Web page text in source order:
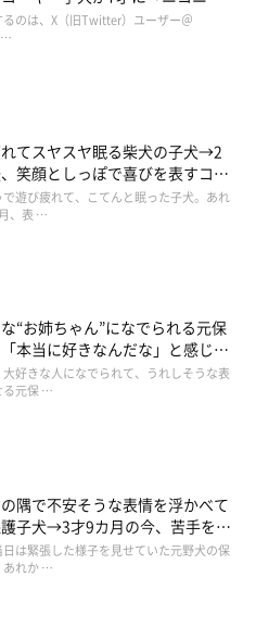
なタイプで、
ている節がある」
い、先住犬・あのんちゃん（取
ギースマイル”が魅力のコに成
るのは、X（旧Twitter）ユーザー＠
…
てスヤスヤ眠る柴犬の子犬→2
笑顔としっぽで喜びを表すコに
で遊び疲れて、こてんと眠った子犬。あれ
、表 …
“お姉ちゃん”になでられる元保
本当に好きなんだな」と感じる
っこり
大好きな人になでられて、うれしそうな表
る元保 …
隅で不安そうな表情を浮かべて
子犬→3才9カ月の今、苦手を克
しいコに成長！
日は緊張した様子を見せていた元野犬の保
あれか …